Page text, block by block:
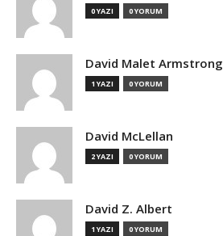
0 YAZI 0 YORUM
David Malet Armstrong
1 YAZI 0 YORUM
David McLellan
2 YAZI 0 YORUM
David Z. Albert
1 YAZI 0 YORUM